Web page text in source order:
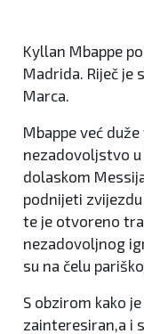
Kyllan Mbappe
Madrida. Riječ je
Marca.
Mbappe već
nezadovoljstvo u
dolaskom
podnijeti
te je otvoreno
nezadovoljnog
su na čelu
S obzirom kako
zainteresiran,a i